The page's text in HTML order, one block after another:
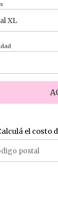
el costo